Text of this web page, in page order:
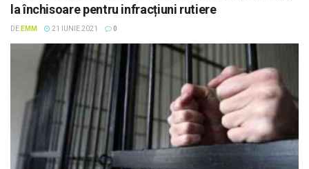
la închisoare pentru infracțiuni rutiere
DE EMM 21 IUNIE 2021 0